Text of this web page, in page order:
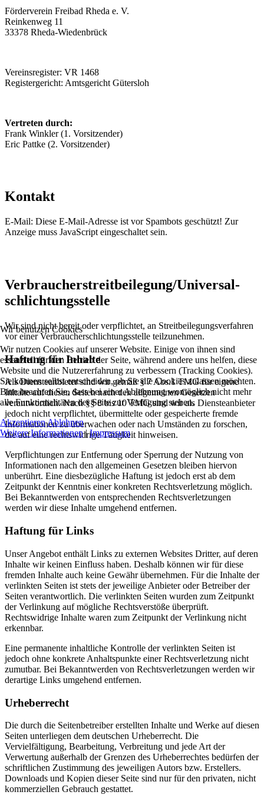
Förderverein Freibad Rheda e. V.
Reinkenweg 11
33378 Rheda-Wiedenbrück
Vereinsregister: VR 1468
Registergericht: Amtsgericht Gütersloh
Vertreten durch:
Frank Winkler (1. Vorsitzender)
Eric Pattke (2. Vorsitzender)
Kontakt
E-Mail: Diese E-Mail-Adresse ist vor Spambots geschützt! Zur
Anzeige muss JavaScript eingeschaltet sein.
Verbraucher­streit­beilegung/Universal­
schlichtungs­stelle
Wir sind nicht bereit oder verpflichtet, an Streitbeilegungsverfahren
vor einer Verbraucherschlichtungsstelle teilzunehmen.
Haftung für Inhalte
Als Diensteanbieter sind wir gemäß § 7 Abs.1 TMG für eigene
Inhalte auf diesen Seiten nach den allgemeinen Gesetzen
verantwortlich. Nach §§ 8 bis 10 TMG sind wir als Diensteanbieter
jedoch nicht verpflichtet, übermittelte oder gespeicherte fremde
Informationen zu überwachen oder nach Umständen zu forschen,
die auf eine rechtswidrige Tätigkeit hinweisen.
Verpflichtungen zur Entfernung oder Sperrung der Nutzung von
Informationen nach den allgemeinen Gesetzen bleiben hiervon
unberührt. Eine diesbezügliche Haftung ist jedoch erst ab dem
Zeitpunkt der Kenntnis einer konkreten Rechtsverletzung möglich.
Bei Bekanntwerden von entsprechenden Rechtsverletzungen
werden wir diese Inhalte umgehend entfernen.
Haftung für Links
Unser Angebot enthält Links zu externen Websites Dritter, auf deren
Inhalte wir keinen Einfluss haben. Deshalb können wir für diese
fremden Inhalte auch keine Gewähr übernehmen. Für die Inhalte der
verlinkten Seiten ist stets der jeweilige Anbieter oder Betreiber der
Seiten verantwortlich. Die verlinkten Seiten wurden zum Zeitpunkt
der Verlinkung auf mögliche Rechtsverstöße überprüft.
Rechtswidrige Inhalte waren zum Zeitpunkt der Verlinkung nicht
erkennbar.
Eine permanente inhaltliche Kontrolle der verlinkten Seiten ist
jedoch ohne konkrete Anhaltspunkte einer Rechtsverletzung nicht
zumutbar. Bei Bekanntwerden von Rechtsverletzungen werden wir
derartige Links umgehend entfernen.
Urheberrecht
Die durch die Seitenbetreiber erstellten Inhalte und Werke auf diesen
Seiten unterliegen dem deutschen Urheberrecht. Die
Vervielfältigung, Bearbeitung, Verbreitung und jede Art der
Verwertung außerhalb der Grenzen des Urheberrechtes bedürfen der
schriftlichen Zustimmung des jeweiligen Autors bzw. Erstellers.
Downloads und Kopien dieser Seite sind nur für den privaten, nicht
kommerziellen Gebrauch gestattet.
Wir benutzen Cookies
Wir nutzen Cookies auf unserer Website. Einige von ihnen sind
essenziell für den Betrieb der Seite, während andere uns helfen, diese
Website und die Nutzererfahrung zu verbessern (Tracking Cookies).
Sie können selbst entscheiden, ob Sie die Cookies zulassen möchten.
Bitte beachten Sie, dass bei einer Ablehnung womöglich nicht mehr
alle Funktionalitäten der Seite zur Verfügung stehen.
AkzeptierenAblehnen
Weitere Informationen|Impressum